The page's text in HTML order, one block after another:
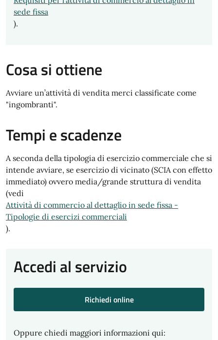
sede fissa
).
Cosa si ottiene
Avviare un’attività di vendita merci classificate come
"ingombranti".
Tempi e scadenze
A seconda della tipologia di esercizio commerciale che si
intende avviare, se esercizio di vicinato (SCIA con effetto
immediato) ovvero media/grande struttura di vendita
(vedi
Attività di commercio al dettaglio in sede fissa -
Tipologie di esercizi commerciali
).
Accedi al servizio
Richiedi online
Oppure chiedi maggiori informazioni qui: